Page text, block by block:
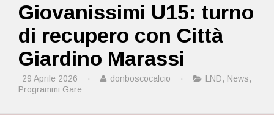
Giovanissimi U15: turno
di recupero con Città
Giardino Marassi
29 Aprile 2026 · donboscocalcio · LND, News,
Programmi Gare